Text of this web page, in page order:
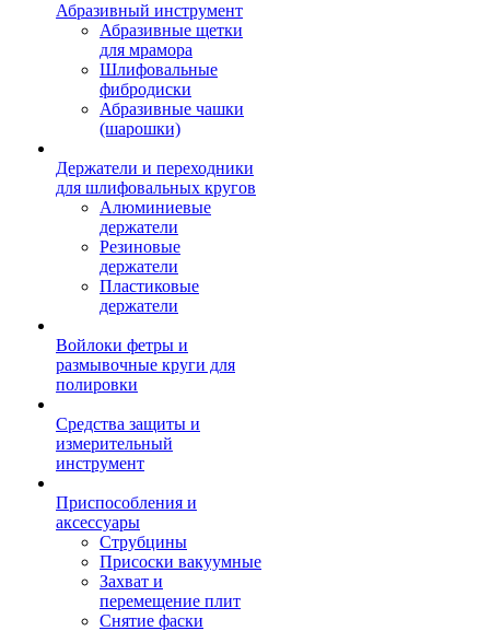
Абразивный инструмент
Абразивные щетки
для мрамора
Шлифовальные
фибродиски
Абразивные чашки
(шарошки)
Держатели и переходники
для шлифовальных кругов
Алюминиевые
держатели
Резиновые
держатели
Пластиковые
держатели
Войлоки фетры и
размывочные круги для
полировки
Средства защиты и
измерительный
инструмент
Приспособления и
аксессуары
Струбцины
Присоски вакуумные
Захват и
перемещение плит
Снятие фаски